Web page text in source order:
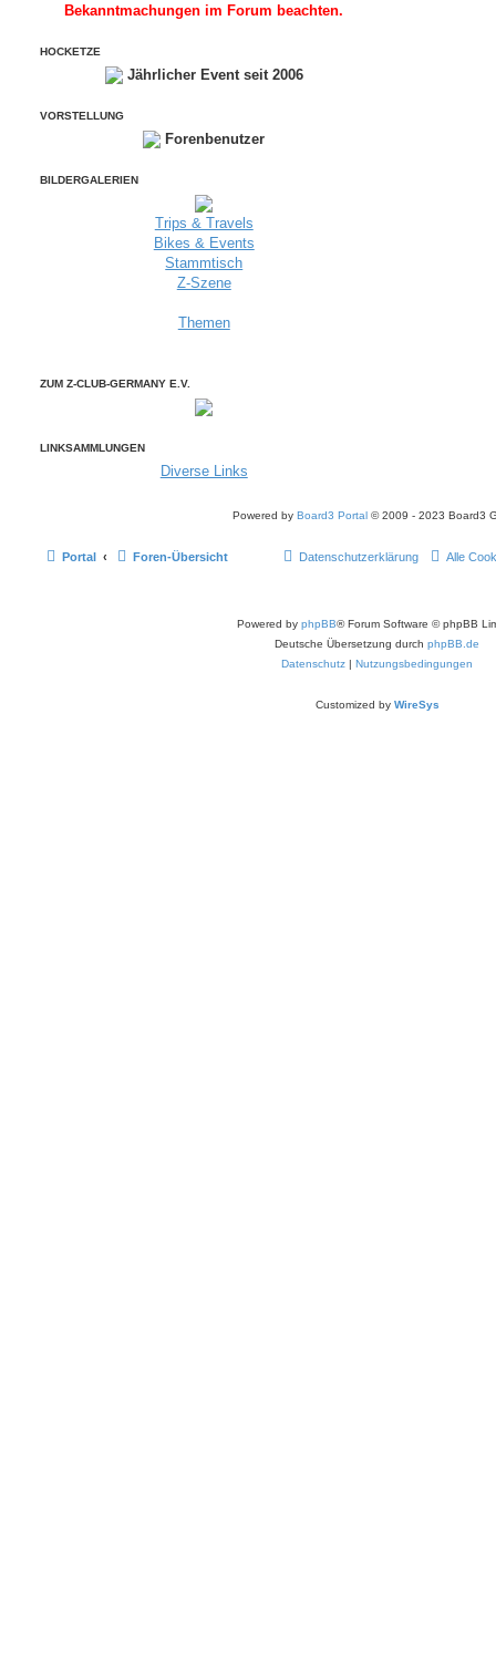
Bekanntmachungen im Forum beachten.
HOCKETZE
Jährlicher Event seit 2006
VORSTELLUNG
Forenbenutzer
BILDERGALERIEN
Trips & Travels
Bikes & Events
Stammtisch
Z-Szene
Themen
ZUM Z-CLUB-GERMANY E.V.
LINKSAMMLUNGEN
Diverse Links
Powered by Board3 Portal © 2009 - 2023 Board3
Portal Foren-Übersicht Alle
Datenschutzerklärung
Powered by phpBB® Forum Software © phpBB
Deutsche Übersetzung durch phpBB.de
Datenschutz | Nutzungsbedingungen
Customized by WireSys